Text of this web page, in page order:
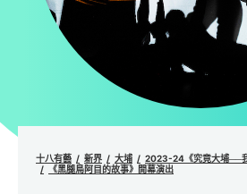
十八有藝 新界 大埔
2023-24《究竟大埔──
《黑腿鳥阿目的故事》開幕演出